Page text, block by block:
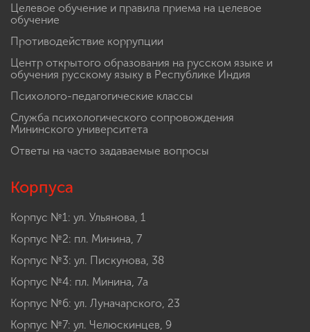
Целевое обучение и правила приема на целевое
обучение
Противодействие коррупции
Центр открытого образования на русском языке и
обучения русскому языку в Республике Индия
Психолого-педагогические классы
Служба психологического сопровождения
Мининского университета
Ответы на часто задаваемые вопросы
Корпуса
Корпус №1: ул. Ульянова, 1
Корпус №2: пл. Минина, 7
Корпус №3: ул. Пискунова, 38
Корпус №4: пл. Минина, 7а
Корпус №6: ул. Луначарского, 23
Корпус №7: ул. Челюскинцев, 9